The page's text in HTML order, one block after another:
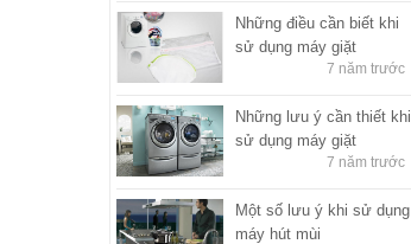
Những điều cần biết khi
sử dụng máy giặt
7 năm trước
Những lưu ý cần thiết khi
sử dụng máy giặt
7 năm trước
Một số lưu ý khi sử dụng
máy hút mùi